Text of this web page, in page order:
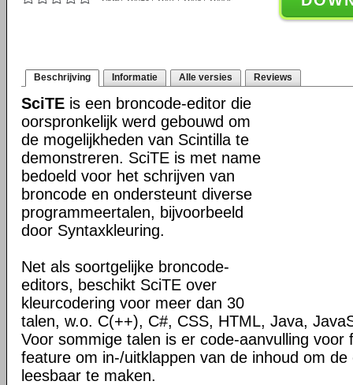
Beschrijving Informatie Alle versies Reviews
SciTE is een broncode-editor die
oorspronkelijk werd gebouwd om
de mogelijkheden van Scintilla te
demonstreren. SciTE is met name
bedoeld voor het schrijven van
broncode en ondersteunt diverse
programmeertalen, bijvoorbeeld
door Syntaxkleuring.
Net als soortgelijke broncode-
editors, beschikt SciTE over
kleurcodering voor meer dan 30
talen, w.o. C(++), C#, CSS, HTML, Java,
Voor sommige talen is er code-aanvulling voor
feature om in-/uitklappen van de inhoud om de
leesbaar te maken.